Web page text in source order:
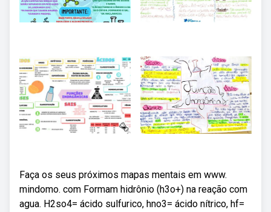
Faça os seus próximos mapas mentais em www.
mindomo. com Formam hidrônio (h3o+) na reação com
agua. H2so4= ácido sulfurico, hno3= ácido nítrico, hf=